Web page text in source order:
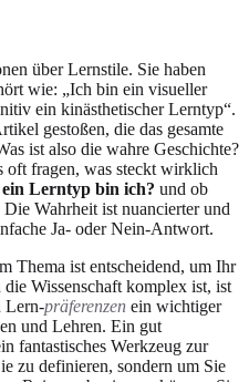
über Lernstile. Sie haben
wie: „Ich bin ein visueller
ein kinästhetischer Lerntyp“.
gestoßen, die das gesamte
ist also die wahre Geschichte?
oft fragen, was steckt wirklich
Lerntyp bin ich? und ob
Wahrheit ist nuancierter und
Ja- oder Nein-Antwort.
Thema ist entscheidend, um Ihr
Wissenschaft komplex ist, ist
Lern-präferenzen ein wichtiger
und Lehren. Ein gut
fantastisches Werkzeug zur
zu definieren, sondern um Sie